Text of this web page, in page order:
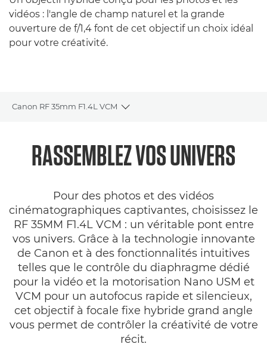
vidéos : l'angle de champ naturel et la grande
ouverture de f/1,4 font de cet objectif un choix idéal
pour votre créativité.
Canon RF 35mm F1.4L VCM
Toggle breadcrumbs
Caractéristiques
Commentaires
Assistance
RASSEMBLEZVOS UNIVERS
Pour des photos et des vidéos
cinématographiques captivantes, choisissez le
RF 35MM F1.4L VCM : un véritable pont entre
vos univers. Grâce à la technologie innovante
de Canon et à des fonctionnalités intuitives
telles que le contrôle du diaphragme dédié
pour la vidéo et la motorisation Nano USM et
VCM pour un autofocus rapide et silencieux,
cet objectif à focale fixe hybride grand angle
vous permet de contrôler la créativité de votre
récit.